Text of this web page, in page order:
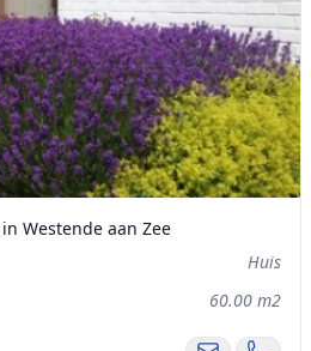
Westende aan Zee
Huis
60.00 m2